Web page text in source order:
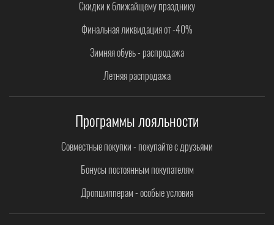
Скидки к ближайщему празднику
Финальная ликвидация от -40%
Зимняя обувь - распродажа
Летняя распродажа
Программы лояльности
Совместные покупки - покупайте с друзьями
Бонусы постоянным покупателям
Дропшипперам - особые условия